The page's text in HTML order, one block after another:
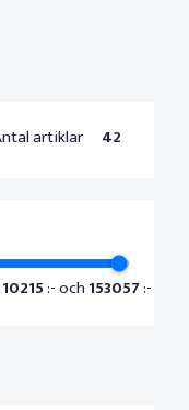
artiklar 42
10215:- och 153057:-